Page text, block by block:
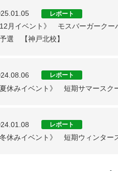
レポート
12月イベント》 モスバーガーク
選 【神戸北校】
レポート
夏休みイベント》 短期サマースク
レポート
冬休みイベント》 短期ウィンタ